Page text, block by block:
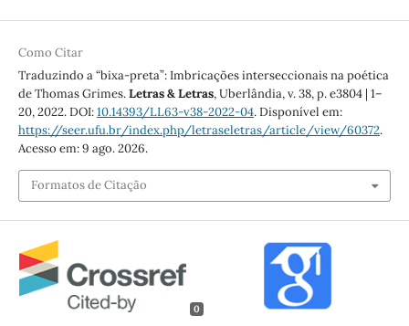
Como Citar
Traduzindo a “bixa-preta”: Imbricações interseccionais na poética
de Thomas Grimes.Letras & Letras, Uberlândia, v. 38, p. e3804 | 1–
20, 2022. DOI:10.14393/LL63-v38-2022-04. Disponível em:
https://seer.ufu.br/index.php/letraseletras/article/view/60372.
Acesso em: 9 ago. 2026.
Formatos de Citação
0